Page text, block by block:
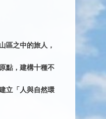
區之中的旅人，
點，建構十種不
立「人與自然環